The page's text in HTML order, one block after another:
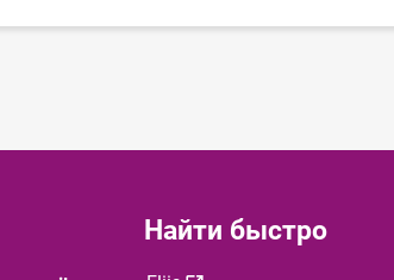
Найти быстро